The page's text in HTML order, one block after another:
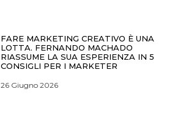
FARE MARKETING CREATIVO È UNA
LOTTA. FERNANDO MACHADO
RIASSUME LA SUA ESPERIENZA IN 5
CONSIGLI PER I MARKETER
26 Giugno 2026